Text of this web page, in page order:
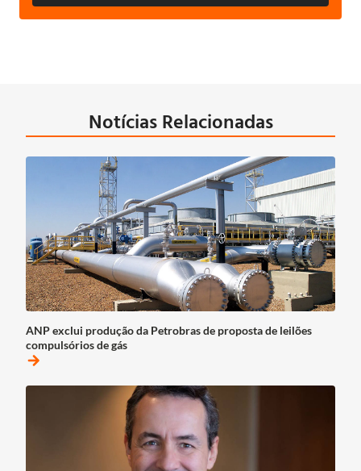
Notícias Relacionadas
ANP exclui produção da Petrobras de proposta de leilões
compulsórios de gás
arrow_forward